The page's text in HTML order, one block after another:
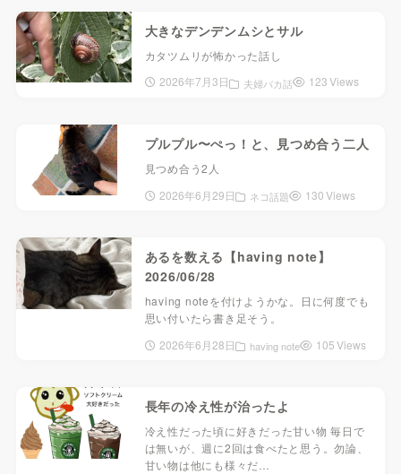
大きなデンデンムシとサル
カタツムリが怖かった話し
2026年7月3日
夫婦バカ話 123 Views
プルプル〜ぺっ！と、見つめ合う二人
見つめ合う2人
2026年6月29日
ネコ話題 130 Views
あるを数える【having note】
2026/06/28
having noteを付けようかな。日に何度でも
思い付いたら書き足そう。
2026年6月28日
having note 105 Views
長年の冷え性が治ったよ
冷え性だった頃に好きだった甘い物 毎日で
は無いが、週に2回は食べたと思う。勿論、
甘い物は他にも様々だ…